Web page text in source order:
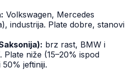
Volkswagen, Mercedes
industrija. Plate dobre, stanovi
brz rast, BMW i
niže (15–20% ispod
jeftiniji.